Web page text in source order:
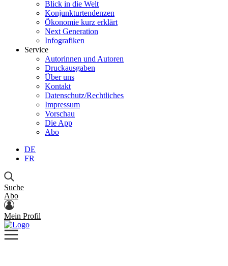
Blick in die Welt
Konjunkturtendenzen
Ökonomie kurz erklärt
Next Generation
Infografiken
Service
Autorinnen und Autoren
Druckausgaben
Über uns
Kontakt
Datenschutz/Rechtliches
Impressum
Vorschau
Die App
Abo
DE
FR
Suche
Abo
Mein Profil